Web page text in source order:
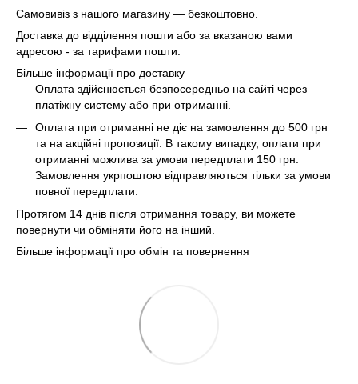
Самовивіз з нашого магазину — безкоштовно.
Доставка до відділення пошти або за вказаною вами
адресою - за тарифами пошти.
Більше інформації про доставку
Оплата здійснюється безпосередньо на сайті через
платіжну систему або при отриманні.
Оплата при отриманні не діє на замовлення до 500 грн
та на акційні пропозиції. В такому випадку, оплати при
отриманні можлива за умови передплати 150 грн.
Замовлення укрпоштою відправляються тільки за умови
повної передплати.
Протягом 14 днів після отримання товару, ви можете
повернути чи обміняти його на інший.
Більше інформації про обмін та повернення